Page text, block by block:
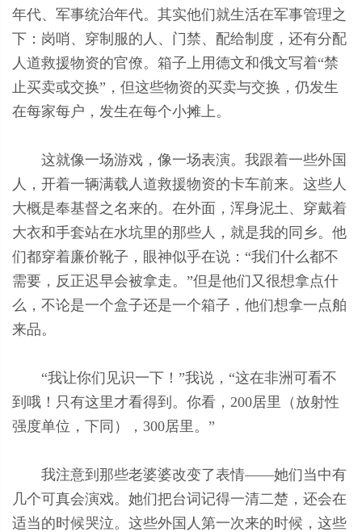
年代、军事统治年代。其实他们就生活在军事管理之
下：岗哨、穿制服的人、门禁、配给制度，还有分配
人道救援物资的官僚。箱子上用德文和俄文写着“禁
止买卖或交换”，但这些物资的买卖与交换，仍发生
在每家每户，发生在每个小摊上。
这就像一场游戏，像一场表演。我跟着一些外国
人，开着一辆满载人道救援物资的卡车前来。这些人
大概是奉基督之名来的。在外面，浑身泥土、穿戴着
大衣和手套站在水坑里的那些人，就是我的同乡。他
们都穿着廉价靴子，眼神似乎在说：“我们什么都不
需要，反正迟早会被拿走。”但是他们又很想拿点什
么，不论是一个盒子还是一个箱子，他们想拿一点舶
来品。
“我让你们见识一下！”我说，“这在非洲可看不
到哦！只有这里才看得到。你看，200居里（放射性
强度单位，下同），300居里。”
我注意到那些老婆婆改变了表情——她们当中有
几个可真会演戏。她们把台词记得一清二楚，还会在
适当的时候哭泣。这些外国人第一次来的时候，这些